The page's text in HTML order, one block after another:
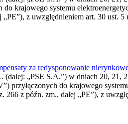
do krajowego systemu
z uwzględnieniem art. 30 ust. 5
za redysponowanie
(dalej: „PSE S.A.”) w dniach 20, 21,
przyłączonych do krajowego
266 z późn. zm., dalej „PE”), z